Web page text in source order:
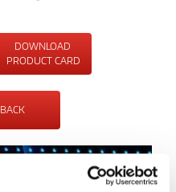
DOWNLOAD
PRODUCT CARD
BACK